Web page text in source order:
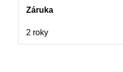
Záruka
2 roky